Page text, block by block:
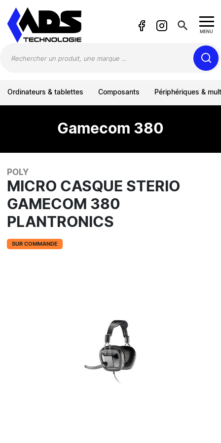
search MENU
Ordinateurs & tablettes Composants Périphériques &
Gamecom 380
POLY
MICRO CASQUE STERIO
GAMECOM 380
PLANTRONICS
SUR COMMANDE